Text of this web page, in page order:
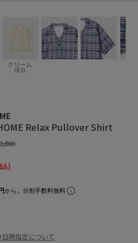
クリーム
(83)
Relax Pullover Shirt
)
から。分割手数料無料
時指定について